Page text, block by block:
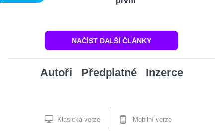
NAČÍST DALŠÍ ČLÁNKY
Autoři Předplatné Inzerce
Klasická verze Mobilní verze